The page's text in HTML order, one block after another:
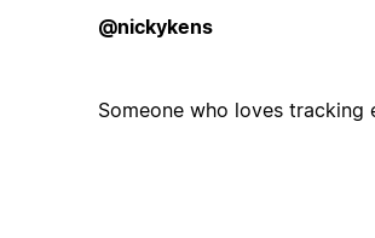
@nickykens
Someone who loves